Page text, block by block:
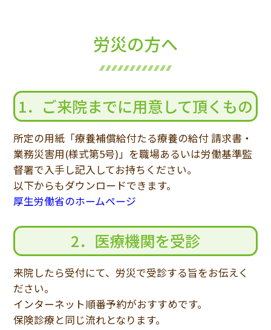
労災の方へ
1．ご来院までに用意して頂くもの
所定の用紙「療養補償給付たる療養の給付 請求書・
業務災害用(様式第5号)」を職場あるいは労働基準監
督署で入手し記入してお持ちください。
以下からもダウンロードできます。
厚生労働省のホームページ
2．医療機関を受診
来院したら受付にて、労災で受診する旨をお伝えく
ださい。
インターネット順番予約がおすすめです。
保険診療と同じ流れとなります。